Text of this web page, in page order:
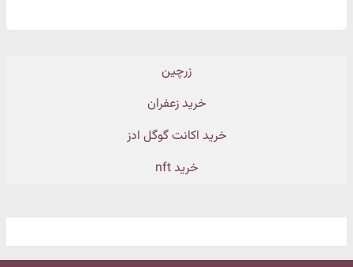
زرچین
خرید زعفران
خرید اکانت گوگل ادز
خرید nft